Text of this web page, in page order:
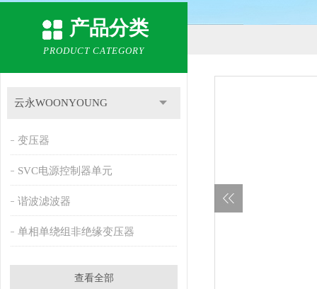
产品分类
PRODUCT CATEGORY
云永WOONYOUNG
变压器
SVC电源控制器单元
谐波滤波器
单相单绕组非绝缘变压器
查看全部